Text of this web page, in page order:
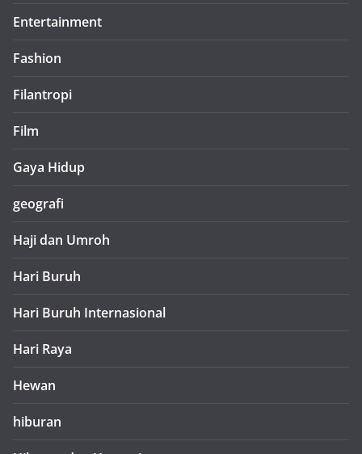
Entertainment
Fashion
Filantropi
Film
Gaya Hidup
geografi
Haji dan Umroh
Hari Buruh
Hari Buruh Internasional
Hari Raya
Hewan
hiburan